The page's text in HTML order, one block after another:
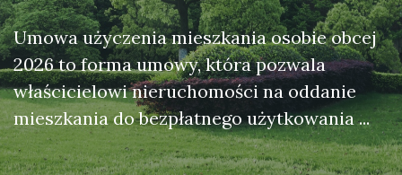
Umowa użyczenia mieszkania osobie obcej
2026 to forma umowy, która pozwala
właścicielowi nieruchomości na oddanie
mieszkania do bezpłatnego użytkowania ...